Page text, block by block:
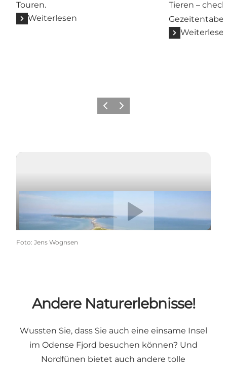
Touren.
Weiterlesen
Tieren –
Vorherige Folie
Nächste Folie
Æbelø aus der Luft - auf Video!
Foto: Jens Wognsen
Andere Naturerlebnisse!
Wussten Sie, dass Sie auch eine einsame Insel
im Odense Fjord besuchen können? Und
Nordfünen bietet auch andere tolle